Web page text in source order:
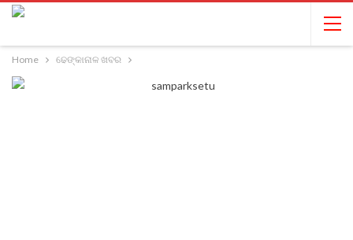
Home ଢେଙ୍କାନାଳ ଖବର